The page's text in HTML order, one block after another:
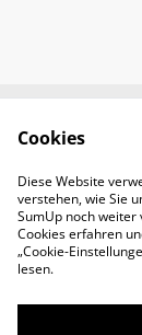
Cookies
Diese Website
verstehen, wie Sie
SumUp noch weiter
Cookies erfahren
„Cookie-
lesen.